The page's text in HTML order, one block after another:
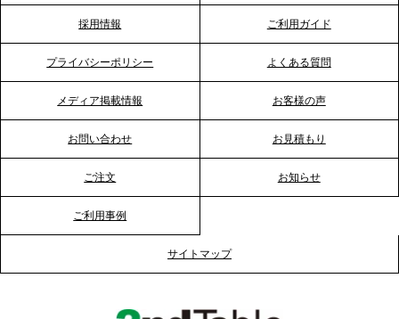
RKB毎日放送「RKB NEWS」で、2ndTable「恵方
巻きケータリング」が紹介されました
2026.1.20
ーションを活性化
2025.12.12
事提供を実施へ
採用情報 ご利用ガイド
プライバシーポリシー よくある質問
メディア掲載情報 お客様の声
お問い合わせ お見積もり
ご注文 お知らせ
ご利用事例
サイトマップ